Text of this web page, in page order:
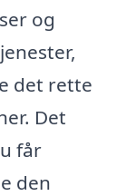
og
det rette
Det
får
den